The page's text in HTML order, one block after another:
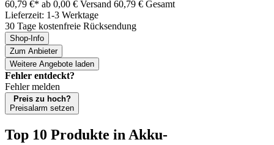
60,79 €* ab 0,00 € Versand 60,79 € Gesamt
Lieferzeit: 1-3 Werktage
30 Tage kostenfreie Rücksendung
Shop-Info
Zum Anbieter
Weitere Angebote laden
Fehler entdeckt?
Fehler melden
Preis zu hoch?
Preisalarm setzen
Top 10 Produkte in Akku-